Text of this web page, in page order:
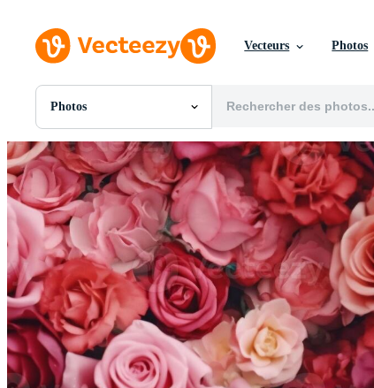
Vecteurs Photos
Photos
Toutes Images
Photos
PNGs
PSDs
SVGs
Modèles
Vecteurs
Vidéos
Motion graphics
Images Éditoriales
Événements Éditoriaux